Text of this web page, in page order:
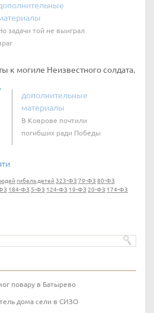
задачи той не выиграл
к могиле Неизвестного солдата.
дополнительные
материалы
В Коврове почтили
погибших ради Победы
гибель детей 323-ФЗ 79-ФЗ 80-ФЗ
184-ФЗ 5-ФЗ 124-ФЗ 19-ФЗ 20-ФЗ 174-ФЗ
повару в Батырево
дома сели в СИЗО